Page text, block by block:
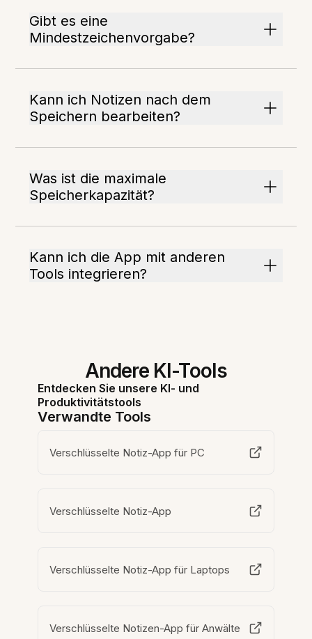
Gibt es eine
Mindestzeichenvorgabe?
Kann ich Notizen nach dem
Speichern bearbeiten?
Was ist die maximale
Speicherkapazität?
Kann ich die App mit anderen
Tools integrieren?
Andere KI-Tools
Entdecken Sie unsere KI- und
Produktivitätstools
Verwandte Tools
Verschlüsselte Notiz-App für PC
Verschlüsselte Notiz-App
Verschlüsselte Notiz-App für Laptops
Verschlüsselte Notizen-App für Anwälte